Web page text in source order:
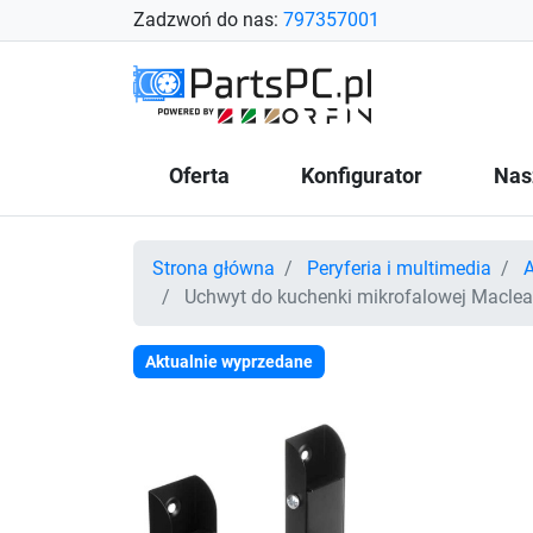
Zadzwoń do nas: 797357001
Oferta Konfigurator
Strona główna Peryferia i multimedia
Uchwyt do kuchenki mikrofalowej
Aktualnie wyprzedane